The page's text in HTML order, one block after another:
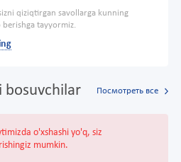
qiziqtirgan savollarga kunning
tayyormiz.
bosuvchilar Посмотреть все
o'xshashi yo'q, siz
mumkin.